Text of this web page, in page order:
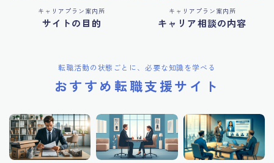
キャリアプラン案内所
サイトの目的
キャリアプラン案内所
キャリア相談の内容
転職活動の状態ごとに、必要な知識を学べる
おすすめ転職支援サイト